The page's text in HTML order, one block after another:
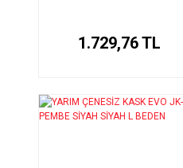
1.729,76 TL